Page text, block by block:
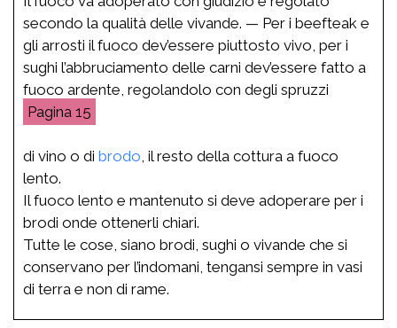
secondo la qualità delle vivande. — Per i beefteak e
gli arrosti il fuoco dev’essere piuttosto vivo, per i
sughi l’abbruciamento delle carni dev’essere fatto a
fuoco ardente, regolandolo con degli spruzzi
15
di vino o di brodo , il resto della cottura a fuoco
lento.
Il fuoco lento e mantenuto si deve adoperare per i
brodi onde ottenerli chiari.
Tutte le cose, siano brodi, sughi o vivande che si
conservano per l’indomani, tengansi sempre in vasi
di terra e non di rame.